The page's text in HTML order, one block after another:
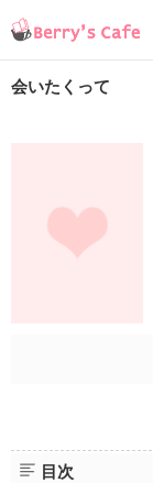
会いたくって
目次